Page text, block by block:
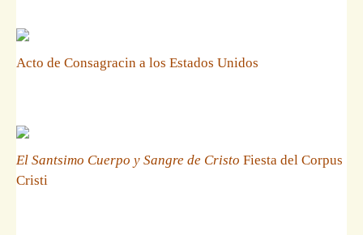
Acto de Consagracin a los Estados Unidos
El Santsimo Cuerpo y Sangre de Cristo Fiesta del Corpus
Cristi